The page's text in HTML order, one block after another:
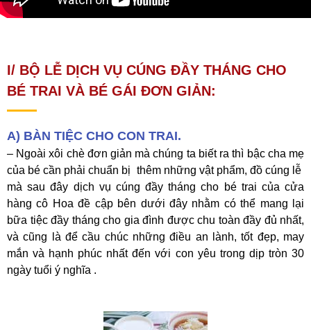
I/ BỘ LỄ DỊCH VỤ CÚNG ĐẦY THÁNG CHO
BÉ TRAI VÀ BÉ GÁI ĐƠN GIẢN:
A) BÀN TIỆC CHO CON TRAI.
– Ngoài xôi chè đơn giản mà chúng ta biết ra thì bậc cha mẹ
của bé cần phải chuẩn bị thêm những vật phẩm, đồ cúng lễ
mà sau đây dịch vụ cúng đầy tháng cho bé trai của cửa
hàng cô Hoa đề cập bên dưới đây nhằm có thể mang lại
bữa tiệc đầy tháng cho gia đình được chu toàn đầy đủ nhất,
và cũng là để cầu chúc những điều an lành, tốt đẹp, may
mắn và hạnh phúc nhất đến với con yêu trong dịp tròn 30
ngày tuổi ý nghĩa .